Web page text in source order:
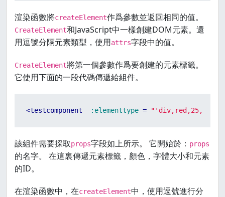
渲染函數將createElement作爲參數並返回相同的值。
CreateElement和JavaScript中一樣創建DOM元素。還
用逗號分隔元素類型，使用attrs字段中的值。
CreateElement將第一個參數作爲要創建的元素標籤。
它使用下面的一段代碼傳遞給組件。
<testcomponent :elementtype =
該組件需要採取props字段如上所示。 它開始於： props
的名字。 在這裏傳遞元素標籤，顏色，字體大小和元素
的ID。
在渲染函數中，在createElement中，使用逗號進行分